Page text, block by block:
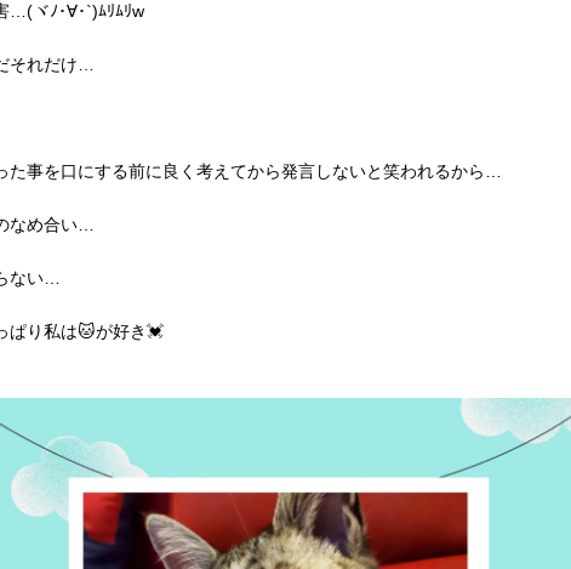
…(ヾﾉ･∀･`)ﾑﾘﾑﾘw
それだけ…
た事を口にする前に良く考えてから発言しないと笑われるから…
なめ合い…
ない…
ぱり私は🐱が好き💓